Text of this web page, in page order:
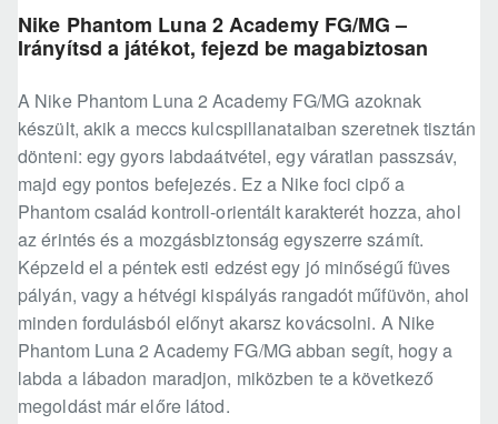
Nike Phantom Luna 2 Academy FG/MG –
Irányítsd a játékot, fejezd be magabiztosan
A Nike Phantom Luna 2 Academy FG/MG azoknak
készült, akik a meccs kulcspillanataiban szeretnek tisztán
dönteni: egy gyors labdaátvétel, egy váratlan passzsáv,
majd egy pontos befejezés. Ez a Nike foci cipő a
Phantom család kontroll-orientált karakterét hozza, ahol
az érintés és a mozgásbiztonság egyszerre számít.
Képzeld el a péntek esti edzést egy jó minőségű füves
pályán, vagy a hétvégi kispályás rangadót műfüvön, ahol
minden fordulásból előnyt akarsz kovácsolni. A Nike
Phantom Luna 2 Academy FG/MG abban segít, hogy a
labda a lábadon maradjon, miközben te a következő
megoldást már előre látod.